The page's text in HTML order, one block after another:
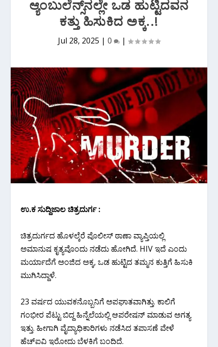
ಆ್ಯಂಬುಲೆನ್ಸ್‌ನಲ್ಲೇ ಒಡ ಹುಟ್ಟಿದವನ
ಕತ್ತು ಹಿಸುಕಿದ ಅಕ್ಕ..!
Jul 28, 2025 | 0 |
ಉ.ಕ ಸುದ್ದಿಜಾಲ ಚಿತ್ರದುರ್ಗ :
ಚಿತ್ರದುರ್ಗದ ಹೊಳಲ್ಕೆರೆ ಪೊಲೀಸ್ ಠಾಣಾ ವ್ಯಾಪ್ತಿಯಲ್ಲಿ
ಅಮಾನುಷ ಕೃತ್ಯವೊಂದು ನಡೆದು ಹೋಗಿದೆ. HIV ಇದೆ ಎಂದು
ಮರ್ಯಾದೆಗೆ ಅಂಜಿದ ಅಕ್ಕ, ಒಡ ಹುಟ್ಟಿದ ತಮ್ಮನ ಕುತ್ತಿಗೆ ಹಿಸುಕಿ
ಮುಗಿಸಿದ್ದಾಳೆ.
23 ವರ್ಷದ ಯುವಕನೊಬ್ಬನಿಗೆ ಅಪಘಾತವಾಗಿತ್ತು. ಕಾಲಿಗೆ
ಗಂಭೀರ ಪೆಟ್ಟು ಬಿದ್ದ ಹಿನ್ನೆಲೆಯಲ್ಲಿ ಆಪರೇಷನ್‌ ಮಾಡುವ ಅಗತ್ಯ
ಇತ್ತು. ಹೀಗಾಗಿ ವೈದ್ಯಾಧಿಕಾರಿಗಳು ನಡೆಸಿದ ತಪಾಸಣೆ ವೇಳೆ
ಹೆಚ್‌ಐವಿ ಇರೋದು ಬೆಳಕಿಗೆ ಬಂದಿದೆ.